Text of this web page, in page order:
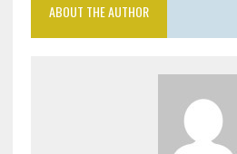
ABOUT THE AUTHOR